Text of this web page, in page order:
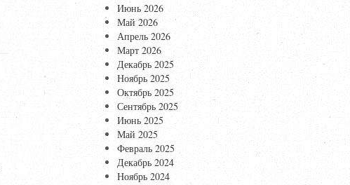
Июнь 2026
Май 2026
Апрель 2026
Март 2026
Декабрь 2025
Ноябрь 2025
Октябрь 2025
Сентябрь 2025
Июнь 2025
Май 2025
Февраль 2025
Декабрь 2024
Ноябрь 2024